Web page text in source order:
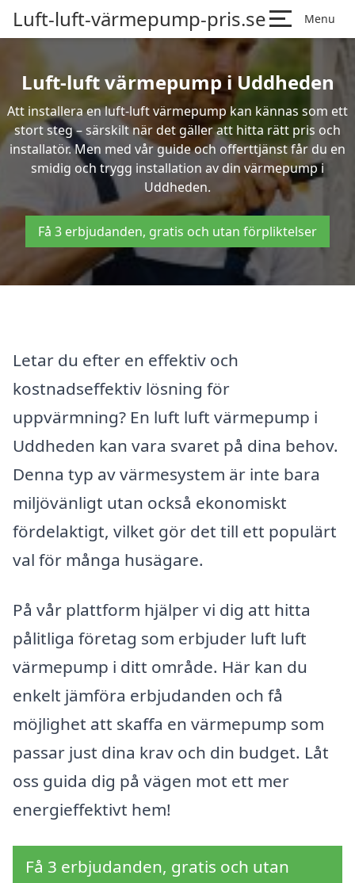
Luft-luft-värmepump-pris.se Menu
Luft-luft värmepump i Uddheden
Att installera en luft-luft värmepump kan kännas som ett
stort steg – särskilt när det gäller att hitta rätt pris och
installatör. Men med vår guide och offerttjänst får du en
smidig och trygg installation av din värmepump i
Uddheden.
Få 3 erbjudanden, gratis och utan förpliktelser
Letar du efter en effektiv och
kostnadseffektiv lösning för
uppvärmning? En luft luft värmepump i
Uddheden kan vara svaret på dina behov.
Denna typ av värmesystem är inte bara
miljövänligt utan också ekonomiskt
fördelaktigt, vilket gör det till ett populärt
val för många husägare.
På vår plattform hjälper vi dig att hitta
pålitliga företag som erbjuder luft luft
värmepump i ditt område. Här kan du
enkelt jämföra erbjudanden och få
möjlighet att skaffa en värmepump som
passar just dina krav och din budget. Låt
oss guida dig på vägen mot ett mer
energieffektivt hem!
Få 3 erbjudanden, gratis och utan